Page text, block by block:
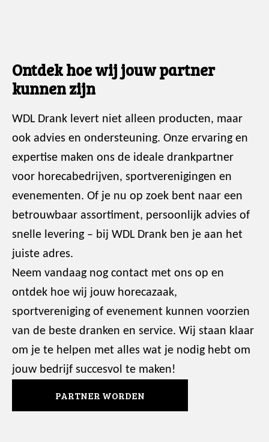
Ontdek hoe wij jouw partner
kunnen zijn
WDL Drank levert niet alleen producten, maar
ook advies en ondersteuning. Onze ervaring en
expertise maken ons de ideale drankpartner
voor horecabedrijven, sportverenigingen en
evenementen. Of je nu op zoek bent naar een
betrouwbaar assortiment, persoonlijk advies of
snelle levering – bij WDL Drank ben je aan het
juiste adres.
Neem vandaag nog contact met ons op en
ontdek hoe wij jouw horecazaak,
sportvereniging of evenement kunnen voorzien
van de beste dranken en service. Wij staan klaar
om je te helpen met alles wat je nodig hebt om
jouw bedrijf succesvol te maken!
PARTNER WORDEN